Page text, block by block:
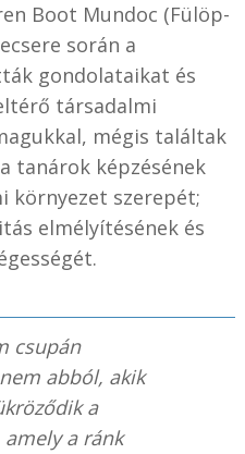
Boot Mundoc (Fülöp-
során a
gondolataikat és
társadalmi
mégis találtak
tanárok képzésének
környezet szerepét;
elmélyítésének és
csupán
abból, akik
a
a ránk